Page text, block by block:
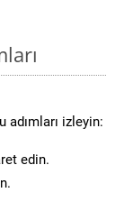
izleyin:
edin.